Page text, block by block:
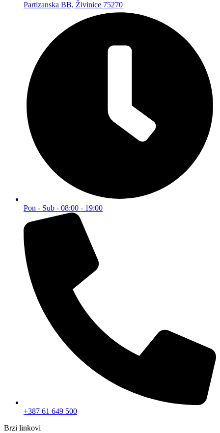
Partizanska BB, Živinice 75270
Pon - Sub - 08:00 - 19:00
+387 61 649 500
Brzi linkovi